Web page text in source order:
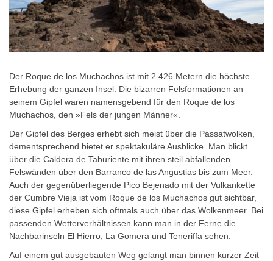
Der Roque de los Muchachos ist mit 2.426 Metern die höchste
Erhebung der ganzen Insel. Die bizarren Felsformationen an
seinem Gipfel waren namensgebend für den Roque de los
Muchachos, den »Fels der jungen Männer«.
Der Gipfel des Berges erhebt sich meist über die Passatwolken,
dementsprechend bietet er spektakuläre Ausblicke. Man blickt
über die Caldera de Taburiente mit ihren steil abfallenden
Felswänden über den Barranco de las Angustias bis zum Meer.
Auch der gegenüberliegende Pico Bejenado mit der Vulkankette
der Cumbre Vieja ist vom Roque de los Muchachos gut sichtbar,
diese Gipfel erheben sich oftmals auch über das Wolkenmeer. Bei
passenden Wetterverhältnissen kann man in der Ferne die
Nachbarinseln El Hierro, La Gomera und Teneriffa sehen.
Auf einem gut ausgebauten Weg gelangt man binnen kurzer Zeit